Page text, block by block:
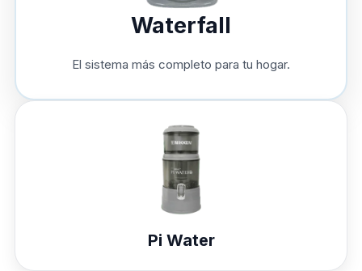
Waterfall
El sistema más completo para tu hogar.
Pi Water